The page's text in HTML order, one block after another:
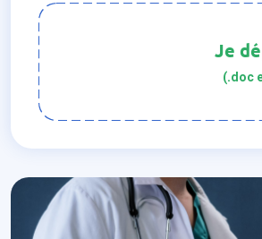
Je
(.doc